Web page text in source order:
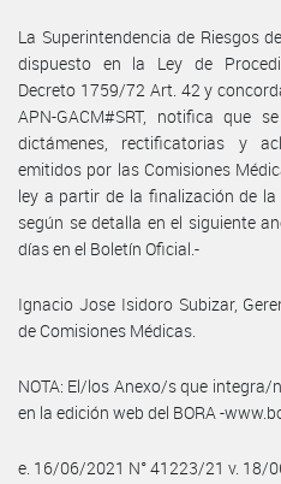
La Superintendencia de Riesgos
dispuesto en la Ley de
Decreto 1759/72 Art. 42 y
APN-GACM#SRT, notifica que
dictámenes, rectificatorias y
emitidos por las Comisiones
ley a partir de la finalización de
según se detalla en el siguiente
días en el Boletín Oficial.-
Ignacio Jose Isidoro Subizar,
de Comisiones Médicas.
NOTA: El/los Anexo/s que integra/
en la edición web del BORA -
e. 16/06/2021 N° 41223/21 v. 18/